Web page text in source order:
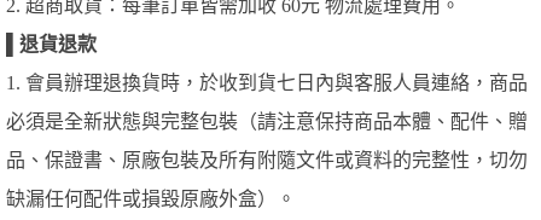
2. 超商取貨：每筆訂單皆需加收 60元 物流處理費用。
退貨退款
1. 會員辦理退換貨時，於收到貨七日內與客服人員連絡，商品
必須是全新狀態與完整包裝（請注意保持商品本體、配件、贈
品、保證書、原廠包裝及所有附隨文件或資料的完整性，切勿
缺漏任何配件或損毀原廠外盒）。